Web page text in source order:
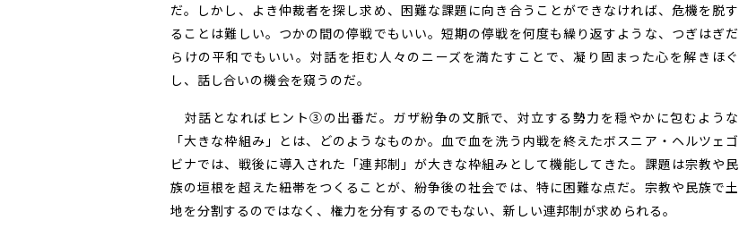
だ。しかし、よき仲裁者を探し求め、困難な課題に向き合うことができなければ、危機を脱す
ることは難しい。つかの間の停戦でもいい。短期の停戦を何度も繰り返すような、つぎはぎだ
らけの平和でもいい。対話を拒む人々のニーズを満たすことで、凝り固まった心を解きほぐ
し、話し合いの機会を窺うのだ。
対話となればヒント③の出番だ。ガザ紛争の文脈で、対立する勢力を穏やかに包むような
「大きな枠組み」とは、どのようなものか。血で血を洗う内戦を終えたボスニア・ヘルツェゴ
ビナでは、戦後に導入された「連邦制」が大きな枠組みとして機能してきた。課題は宗教や民
族の垣根を超えた紐帯をつくることが、紛争後の社会では、特に困難な点だ。宗教や民族で土
地を分割するのではなく、権力を分有するのでもない、新しい連邦制が求められる。